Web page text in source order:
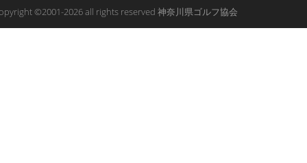
©2001-2026 all rights reserved 神奈川県ゴルフ協会